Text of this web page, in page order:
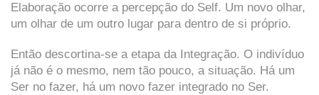
Elaboração ocorre a percepção do Self. Um novo olhar,
um olhar de um outro lugar para dentro de si próprio.
Então descortina-se a etapa da Integração. O indivíduo
já não é o mesmo, nem tão pouco, a situação. Há um
Ser no fazer, há um novo fazer integrado no Ser.